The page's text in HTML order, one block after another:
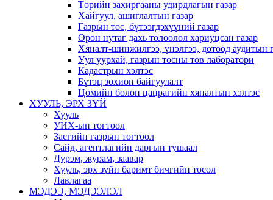
Төрийн захиргааны удирдлагын газар
Хайгуул, ашиглалтын газар
Газрын тос, бүтээгдэхүүний газар
Орон нутаг дахь төлөөлөл хариуцсан газар
Хяналт-шинжилгээ, үнэлгээ, дотоод аудитын
Уул уурхай, газрын тосны төв лаборатори
Кадастрын хэлтэс
Бүтэц зохион байгуулалт
Цөмийн болон цацрагийн хяналтын хэлтэс
ХУУЛЬ, ЭРХ ЗҮЙ
Хууль
УИХ-ын тогтоол
Засгийн газрын тогтоол
Сайд, агентлагийн даргын тушаал
Дүрэм, журам, заавар
Хууль, эрх зүйн баримт бичгийн төсөл
Лавлагаа
МЭДЭЭ, МЭДЭЭЛЭЛ